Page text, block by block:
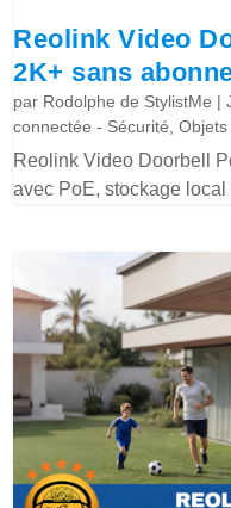
Reolink Video
2K+ sans
par Rodolphe de StylistMe |
connectée - Sécurité,
Reolink Video Doorbell
avec PoE, stockage